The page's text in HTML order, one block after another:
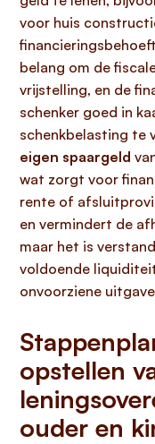
voor huis
belang om de
vrijstelling, en de
schenker goed in
schenkbelasting te
eigen spaargeld
wat zorgt voor
rente of
en vermindert de
maar het is
voldoende
onvoorziene
opstellen
ouder en